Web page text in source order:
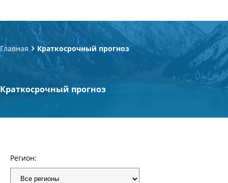
Главная Краткосрочный прогноз
Краткосрочный прогноз
Регион: